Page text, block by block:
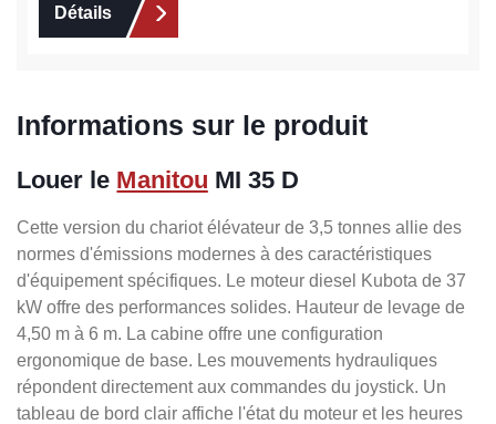
Détails
Informations sur le produit
Louer le Manitou MI 35 D
Cette version du chariot élévateur de 3,5 tonnes allie des
normes d'émissions modernes à des caractéristiques
d'équipement spécifiques. Le moteur diesel Kubota de 37
kW offre des performances solides. Hauteur de levage de
4,50 m à 6 m. La cabine offre une configuration
ergonomique de base. Les mouvements hydrauliques
répondent directement aux commandes du joystick. Un
tableau de bord clair affiche l'état du moteur et les heures